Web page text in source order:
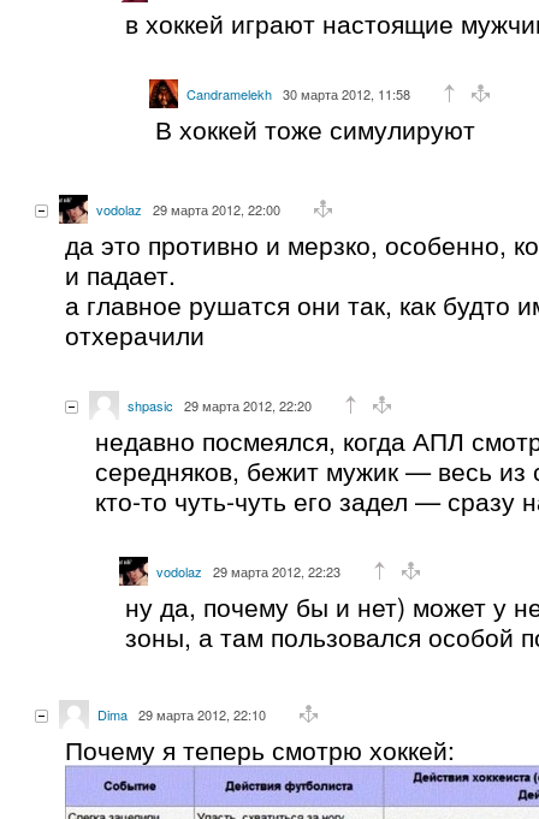
в хоккей играют настоящие
Candramelekh 30 марта 2012, 11:58
В хоккей тоже симулируют
vodolaz 29 марта 2012, 22:00
да это противно и мерзко, особенно,
и падает.
а главное рушатся они так, как будто
отхерачили
shpasic 29 марта 2012, 22:20
недавно посмеялся, когда АПЛ
середняков, бежит мужик — весь из
кто-то чуть-чуть его задел — сразу
vodolaz 29 марта 2012, 22:23
ну да, почему бы и нет) может у
зоны, а там пользовался особой
Dima 29 марта 2012, 22:10
Почему я теперь смотрю хоккей: